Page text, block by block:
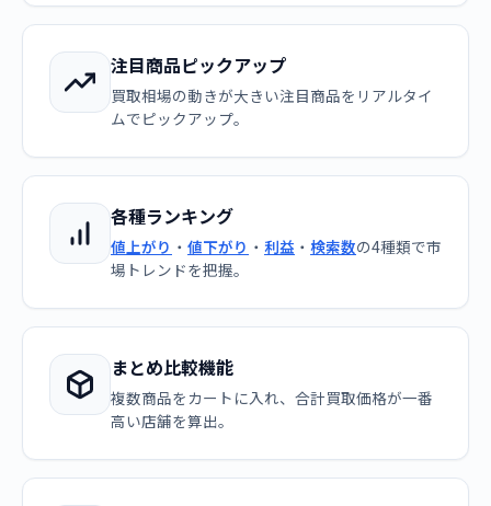
注目商品ピックアップ
買取相場の動きが大きい注目商品をリアルタイ
ムでピックアップ。
各種ランキング
値上がり ・ 値下がり ・ 利益 ・ 検索数の4種類で市
場トレンドを把握。
まとめ比較機能
複数商品をカートに入れ、合計買取価格が一番
高い店舗を算出。